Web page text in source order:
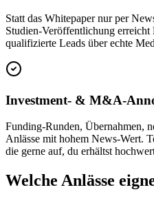
Statt das Whitepaper nur per
Studien-Veröffentlichung
qualifizierte Leads über echte
Investment- & M&A-
Funding-Runden, Übernahmen,
Anlässe mit hohem News-Wert.
die gerne auf, du erhältst
Welche Anlässe